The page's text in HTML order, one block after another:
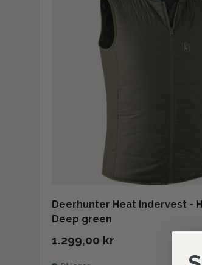
Deerhunter Heat Indervest -
Deep green
1.299,00 kr